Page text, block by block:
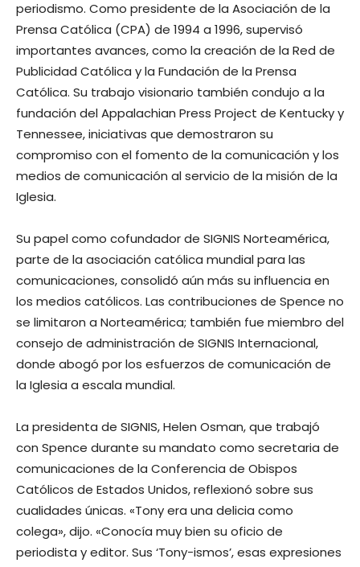
periodismo. Como presidente de la Asociación de la
Prensa Católica (CPA) de 1994 a 1996, supervisó
importantes avances, como la creación de la Red de
Publicidad Católica y la Fundación de la Prensa
Católica. Su trabajo visionario también condujo a la
fundación del Appalachian Press Project de Kentucky y
Tennessee, iniciativas que demostraron su
compromiso con el fomento de la comunicación y los
medios de comunicación al servicio de la misión de la
Iglesia.
Su papel como cofundador de SIGNIS Norteamérica,
parte de la asociación católica mundial para las
comunicaciones, consolidó aún más su influencia en
los medios católicos. Las contribuciones de Spence no
se limitaron a Norteamérica; también fue miembro del
consejo de administración de SIGNIS Internacional,
donde abogó por los esfuerzos de comunicación de
la Iglesia a escala mundial.
La presidenta de SIGNIS, Helen Osman, que trabajó
con Spence durante su mandato como secretaria de
comunicaciones de la Conferencia de Obispos
Católicos de Estados Unidos, reflexionó sobre sus
cualidades únicas. «Tony era una delicia como
colega», dijo. «Conocía muy bien su oficio de
periodista y editor. Sus ‘Tony-ismos’, esas expresiones